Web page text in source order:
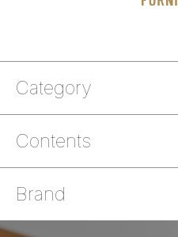
Category
Contents
Brand